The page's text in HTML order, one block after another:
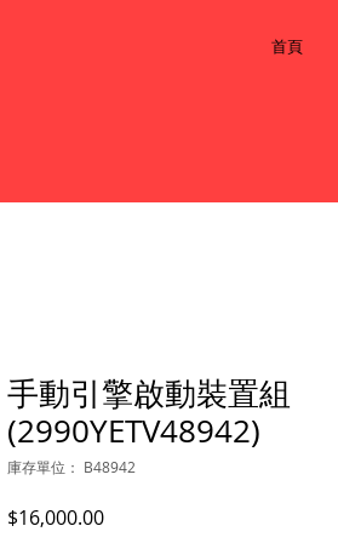
首頁
手動引擎啟動裝置組
(2990YETV48942)
庫存單位： B48942
$16,000.00價